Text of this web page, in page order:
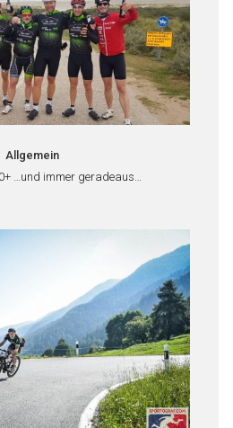
Allgemein
…und immer geradeaus…